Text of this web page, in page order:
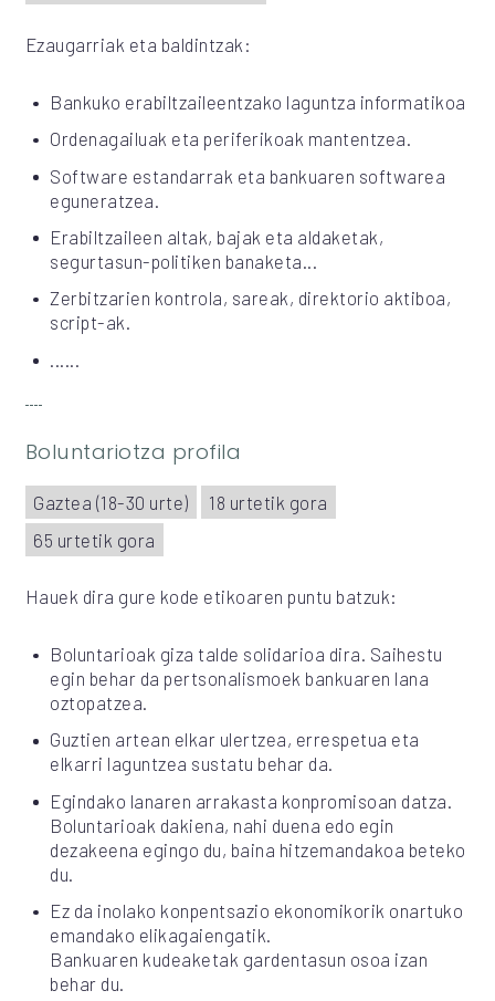
Ezaugarriak eta baldintzak:
Bankuko erabiltzaileentzako laguntza informatikoa
Ordenagailuak eta periferikoak mantentzea.
Software estandarrak eta bankuaren softwarea
eguneratzea.
Erabiltzaileen altak, bajak eta aldaketak,
segurtasun-politiken banaketa...
Zerbitzarien kontrola, sareak, direktorio aktiboa,
script-ak.
Boluntariotza profila
Gaztea (18-30 urte)
18 urtetik gora
65 urtetik gora
Hauek dira gure kode etikoaren puntu batzuk:
Boluntarioak giza talde solidarioa dira. Saihestu
egin behar da pertsonalismoek bankuaren lana
oztopatzea.
Guztien artean elkar ulertzea, errespetua eta
elkarri laguntzea sustatu behar da.
Egindako lanaren arrakasta konpromisoan datza.
Boluntarioak dakiena, nahi duena edo egin
dezakeena egingo du, baina hitzemandakoa beteko
du.
Ez da inolako konpentsazio ekonomikorik onartuko
emandako elikagaiengatik.
Bankuaren kudeaketak gardentasun osoa izan
behar du.